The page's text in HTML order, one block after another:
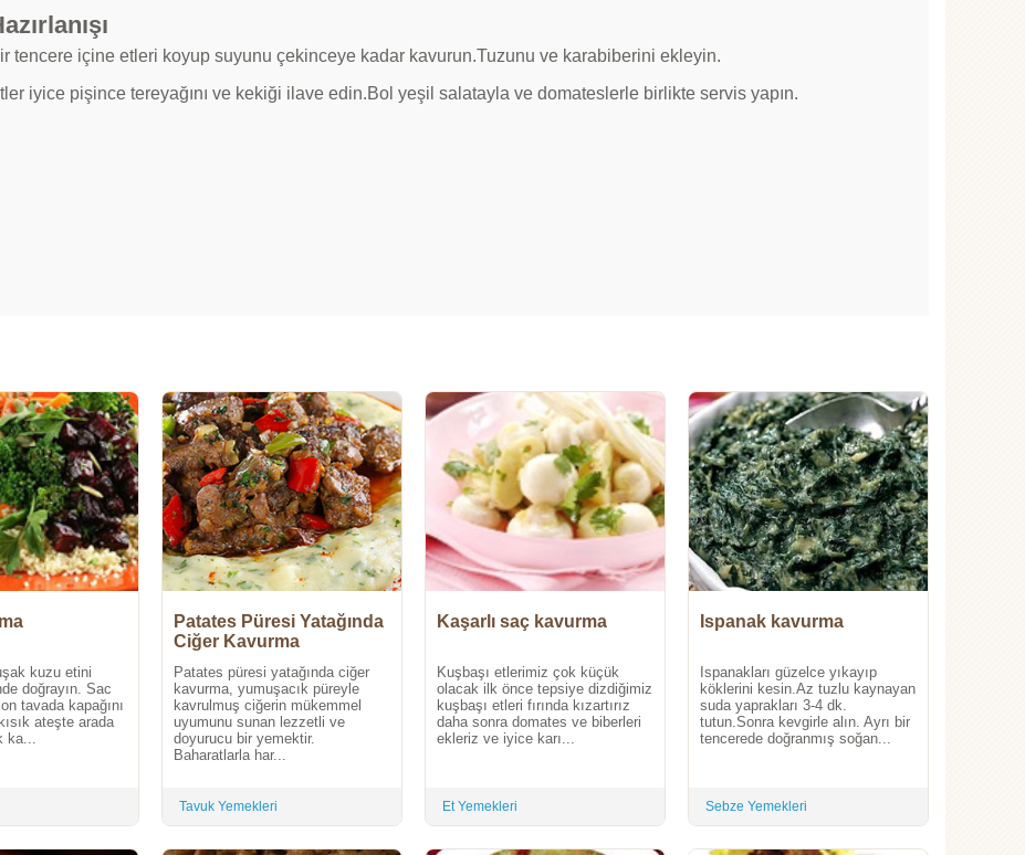
tencere içine etleri koyup suyunu çekinceye kadar kavurun.Tuzunu ve karabiberini ekleyin.
iyice pişince tereyağını ve kekiği ilave edin.Bol yeşil salatayla ve domateslerle birlikte servis yapın.
kuzu etini
doğrayın. Sac
tavada kapağını
ateşte arada
ka...
Patates Püresi Yatağında
Ciğer Kavurma
Patates püresi yatağında ciğer
kavurma, yumuşacık püreyle
kavrulmuş ciğerin mükemmel
uyumunu sunan lezzetli ve
doyurucu bir yemektir.
Baharatlarla har...
Tavuk Yemekleri
Kaşarlı saç kavurma
Kuşbaşı etlerimiz çok küçük
olacak ilk önce tepsiye dizdiğimiz
kuşbaşı etleri fırında kızartırız
daha sonra domates ve biberleri
ekleriz ve iyice karı...
Et Yemekleri
Ispanak kavurma
Ispanakları güzelce yıkayıp
köklerini kesin.Az tuzlu kaynayan
suda yaprakları 3-4 dk.
tutun.Sonra kevgirle alın. Ayrı bir
tencerede doğranmış soğan...
Sebze Yemekleri